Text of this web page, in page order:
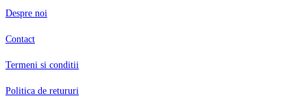
Despre noi
Contact
Termeni si conditii
Politica de retururi